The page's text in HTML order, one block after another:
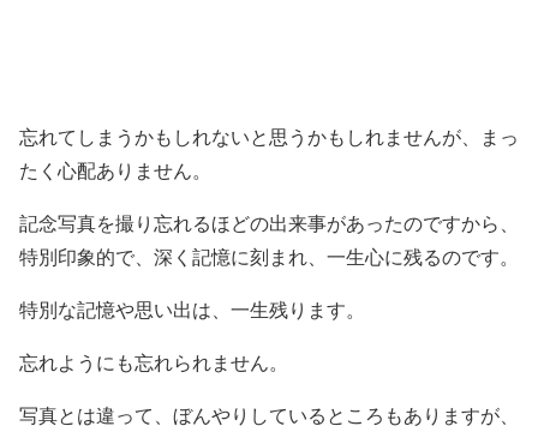
忘れてしまうかもしれないと思うかもしれませんが、まっ
たく心配ありません。
記念写真を撮り忘れるほどの出来事があったのですから、
特別印象的で、深く記憶に刻まれ、一生心に残るのです。
特別な記憶や思い出は、一生残ります。
忘れようにも忘れられません。
写真とは違って、ぼんやりしているところもありますが、